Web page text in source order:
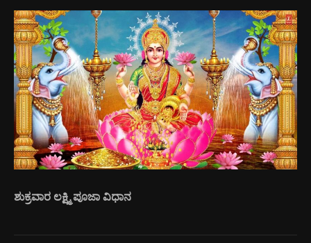
ಶುಕ್ರವಾರ ಲಕ್ಷ್ಮಿ ಪೂಜಾ ವಿಧಾನ